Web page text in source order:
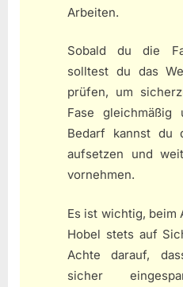
Arbeiten.
Sobald du die
solltest du das
prüfen, um
Fase
Bedarf kannst du
aufsetzen und
vornehmen.
Es ist wichtig, beim
Hobel stets auf
Achte darauf,
sicher